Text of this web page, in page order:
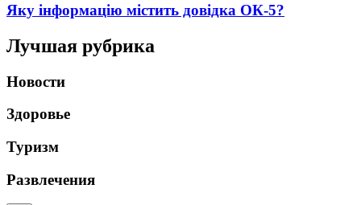
Яку інформацію містить довідка ОК-5?
Лучшая рубрика
Новости
Здоровье
Туризм
Развлечения